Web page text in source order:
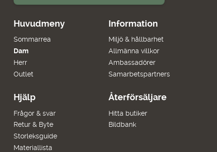
Huvudmeny
Sommarrea
Dam
Herr
Outlet
Information
Miljö & hållbarhet
Allmänna villkor
Ambassadörer
Samarbetspartners
Hjälp
Frågor & svar
Retur & Byte
Storleksguide
Materiallista
Återförsäljare
Hitta butiker
Bildbank